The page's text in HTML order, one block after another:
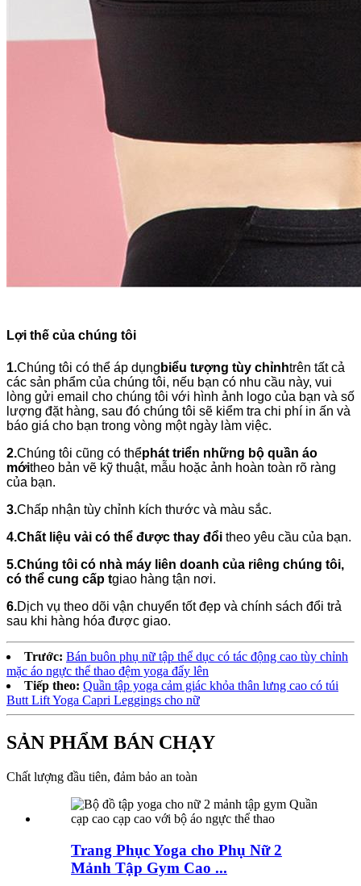
Lợi thế của chúng tôi
1.Chúng tôi có thể áp dụng biểu tượng tùy chỉnhtrên tất cả
các sản phẩm của chúng tôi, nếu bạn có nhu cầu này, vui
lòng gửi email cho chúng tôi với hình ảnh logo của bạn và số
lượng đặt hàng, sau đó chúng tôi sẽ kiểm tra chi phí in ấn và
báo giá cho bạn trong vòng một ngày làm việc.
2.Chúng tôi cũng có thểphát triển những bộ quần áo
mớitheo bản vẽ kỹ thuật, mẫu hoặc ảnh hoàn toàn rõ ràng
của bạn.
3.Chấp nhận tùy chỉnh kích thước và màu sắc.
4.Chất liệu vải có thể được thay đổi theo yêu cầu của bạn.
5.Chúng tôi có nhà máy liên doanh của riêng chúng tôi,
có thể cung cấp tgiao hàng tận nơi.
6.Dịch vụ theo dõi vận chuyển tốt đẹp và chính sách đổi trả
sau khi hàng hóa được giao.
Trước: Bán buôn phụ nữ tập thể dục có tác động cao tùy chỉnh
mặc áo ngực thể thao đệm yoga đẩy lên
Tiếp theo: Quần tập yoga cảm giác khỏa thân lưng cao có túi
Butt Lift Yoga Capri Leggings cho nữ
SẢN PHẨM BÁN CHẠY
Chất lượng đầu tiên, đảm bảo an toàn
Trang Phục Yoga cho Phụ Nữ 2
Mảnh Tập Gym Cao ...